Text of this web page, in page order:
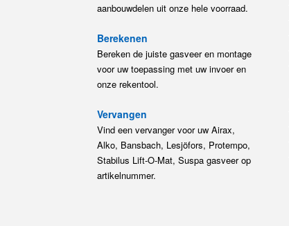
aanbouwdelen uit onze hele voorraad.
Berekenen
Bereken de juiste gasveer en montage
voor uw toepassing met uw invoer en
onze rekentool.
Vervangen
Vind een vervanger voor uw Airax,
Alko, Bansbach, Lesjöfors, Protempo,
Stabilus Lift-O-Mat, Suspa gasveer op
artikelnummer.